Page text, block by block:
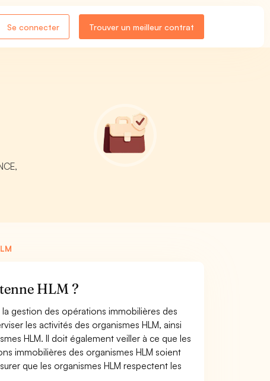
Se connecter Trouver un meilleur contrat
HLM ?
gestion des opérations immobilières des
les activités des organismes HLM, ainsi
HLM. Il doit également veiller à ce que les
immobilières des organismes HLM soient
que les organismes HLM respectent les